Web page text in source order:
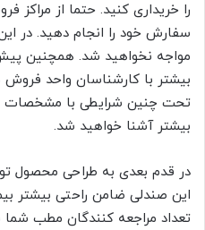
را خریداری کنید. حتما از
سفارش خود را انجام دهید. در
مواجه نخواهید شد. همچنین
بیشتر با کارشناسان واحد فروش
تحت چنین شرایطی با مشخصات
بیشتر آشنا خواهید شد.
در قدم بعدی به طراحی محصول
این صندلی ضامن راحتی بیشتر
تعداد مراجعه کنندگان مطب